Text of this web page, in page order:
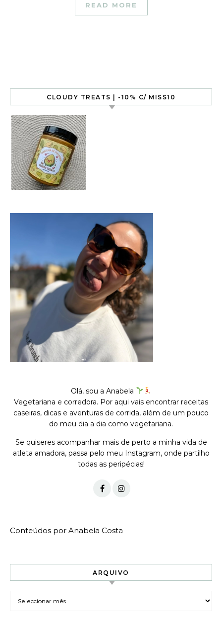
READ MORE
CLOUDY TREATS | -10% C/ MISS10
Olá, sou a Anabela
Vegetariana e corredora. Por aqui vais encontrar receitas
caseiras, dicas e aventuras de corrida, além de um pouco
do meu dia a dia como vegetariana.
Se quiseres acompanhar mais de perto a minha vida de
atleta amadora, passa pelo meu Instagram, onde partilho
todas as peripécias!
Conteúdos por Anabela Costa
ARQUIVO